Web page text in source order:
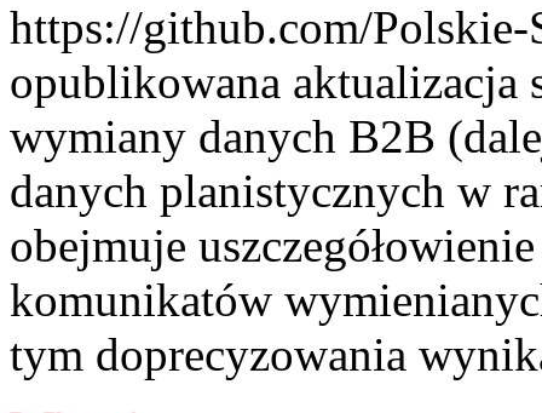
https://github.com/Polskie-
opublikowana aktualizacja
wymiany danych B2B
danych planistycznych w
obejmuje
komunikatów
tym doprecyzowania